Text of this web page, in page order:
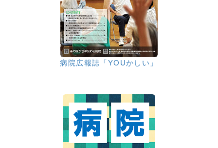
病院広報誌「YOUかしい」